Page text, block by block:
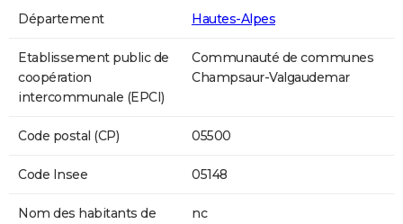
Département Hautes-Alpes
Etablissement public de
coopération
intercommunale (EPCI)
Communauté de communes
Champsaur-Valgaudemar
Code postal (CP) 05500
Code Insee 05148
Nom des habitants de
nc